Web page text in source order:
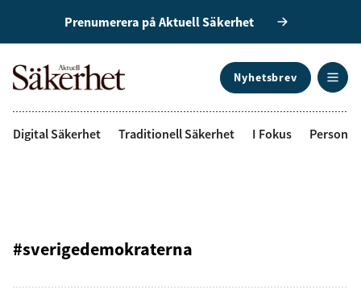
Prenumerera på Aktuell Säkerhet
Nyhetsbrev
Digital Säkerhet Traditionell Säkerhet I Fokus
#sverigedemokraterna